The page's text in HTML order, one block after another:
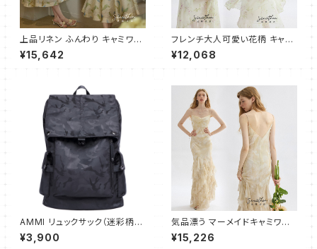
上品リネン ふんわり キャミワン
ピース ロング
¥15,642
フレンチ大人可愛い花柄 キャミ
ワンピース フレア ロング
¥12,068
AMMI リュックサック（迷彩柄）
大容量 通勤 通学用 登山用 ビ
ジネスリュック A4サイズ PC収
¥3,900
気品漂う マーメイドキャミワン
ピース ロング
¥15,226